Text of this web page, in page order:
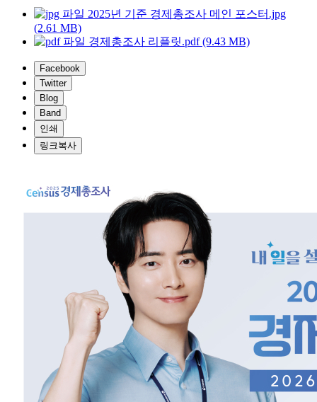
2025년 기준 경제총조사 메인 포스터.jpg
(2.61 MB)
경제총조사 리플릿.pdf (9.43 MB)
Facebook
Twitter
Blog
Band
인쇄
링크복사